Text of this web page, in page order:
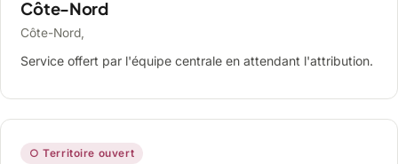
Côte-Nord
Côte-Nord,
Service offert par l'équipe centrale en attendant l'attribution.
○ Territoire ouvert